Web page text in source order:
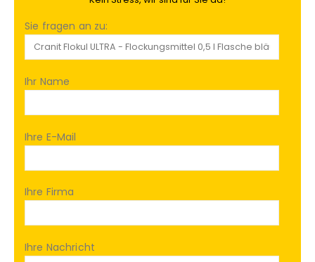
Sie fragen an zu:
Ihr Name
Ihre E-Mail
Ihre Firma
Ihre Nachricht